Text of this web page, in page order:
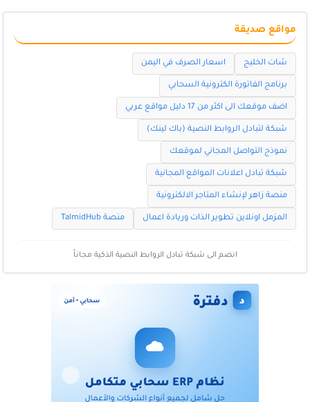
مواقع صديقة
شات الخليج اسعار الصرف في اليمن
برنامج الفاتورة الكترونية السحابي
اضف موقعك الى اكثر من 17 دليل مواقع عربي
شبكة لتبادل الروابط النصية (باك لينك)
نموذج التواصل المجاني لموقعك
شبكة تبادل اعلانات المواقع المجانية
منصة زاهر لإنشاء المتاجر الالكترونية
المزمل اونلاين تطوير الذات وريادة اعمال منصة TalmidHub
انضم الى شبكة تبادل الروابط النصية الذكية مجاناً